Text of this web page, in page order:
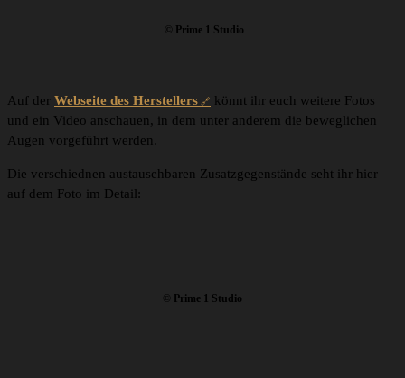
© Prime 1 Studio
Auf der Webseite des Herstellers
könnt ihr euch weitere Fotos
und ein Video anschauen, in dem unter anderem die beweglichen
Augen vorgeführt werden.
Die verschiednen austauschbaren Zusatzgegenstände seht ihr hier
auf dem Foto im Detail:
© Prime 1 Studio